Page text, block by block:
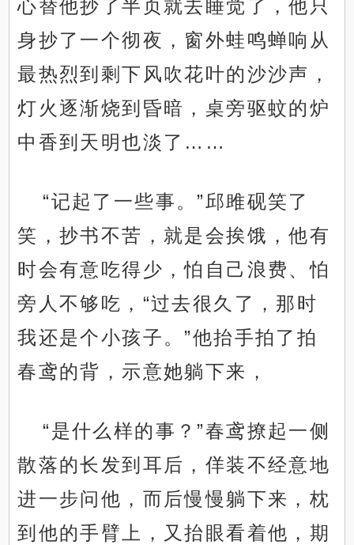
心替他抄了半页就去睡觉了，他只
身抄了一个彻夜，窗外蛙鸣蝉响从
最热烈到剩下风吹花叶的沙沙声，
灯火逐渐烧到昏暗，桌旁驱蚊的炉
中香到天明也淡了……
“记起了一些事。”邱雎砚笑了
笑，抄书不苦，就是会挨饿，他有
时会有意吃得少，怕自己浪费、怕
旁人不够吃，“过去很久了，那时
我还是个小孩子。”他抬手拍了拍
春鸢的背，示意她躺下来，
“是什么样的事？”春鸢撩起一侧
散落的长发到耳后，佯装不经意地
进一步问他，而后慢慢躺下来，枕
到他的手臂上，又抬眼看着他，期